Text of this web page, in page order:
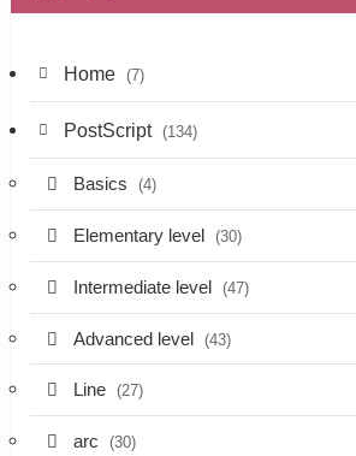
Home (7)
PostScript (134)
Basics (4)
Elementary level (30)
Intermediate level (47)
Advanced level (43)
Line (27)
arc (30)